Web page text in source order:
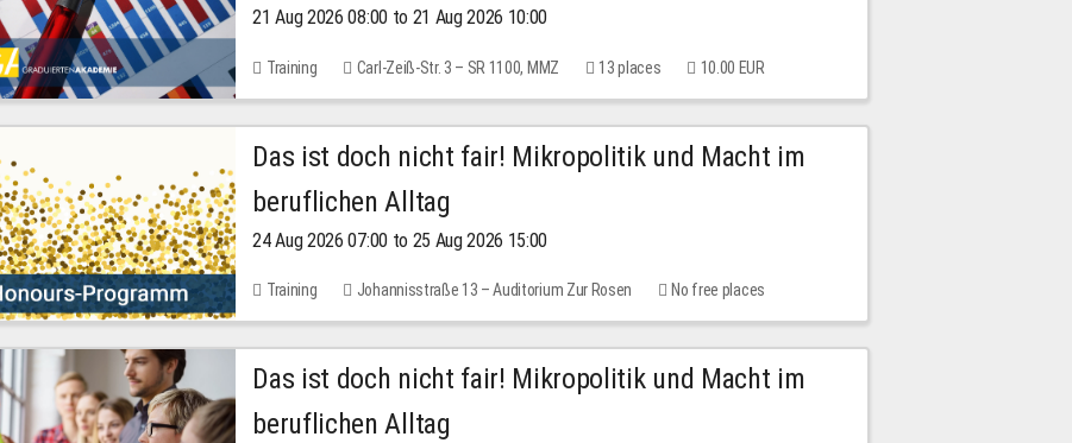
21 Aug 2026 08:00 to 21 Aug 2026 10:00
Training Carl-Zeiß-Str. 3 – SR 1100, MMZ 13 places 10.00 EUR
Das ist doch nicht fair! Mikropolitik und Macht im
beruflichen Alltag
24 Aug 2026 07:00 to 25 Aug 2026 15:00
Training Johannisstraße 13 – Auditorium Zur Rosen No free places
Das ist doch nicht fair! Mikropolitik und Macht im
beruflichen Alltag